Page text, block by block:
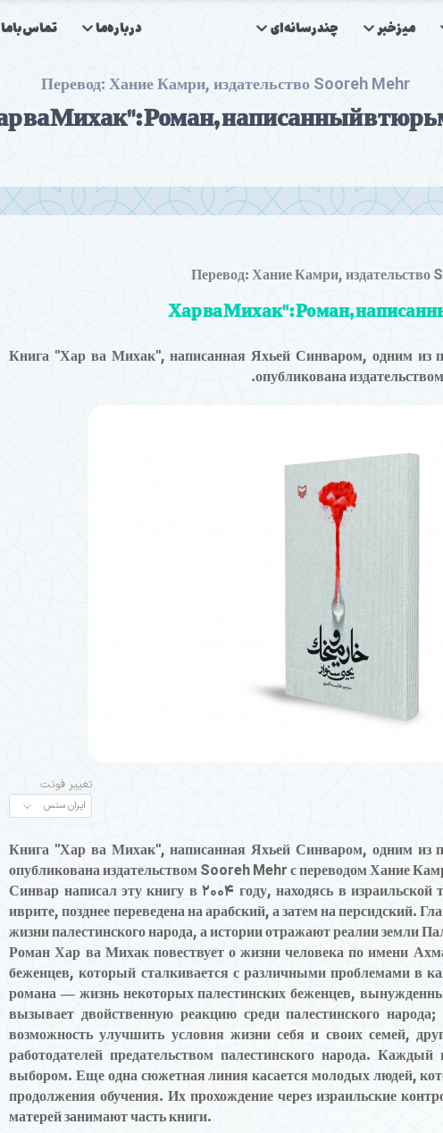
میزخبر چندرسانه‌ای درباره‌ما تماس‌باما
Перевод: Хание Камри, издательство Sooreh Mehr
Перевод: Хание Камри, издательство
Книга "Хар ва Михак", написанная Яхьей Синваром, одним из
опубликована
تغییر فونت
Книга "Хар ва Михак", написанная Яхьей Синваром, одним из
опубликована издательством Sooreh Mehr с переводом Хание
Синвар написал эту книгу в 2004 году, находясь в
иврите, позднее переведена на арабский, а затем на персидский.
жизни палестинского народа, а истории отражают реалии земли
РоманХар ва Михакповествует о жизни человека по имени
беженцев, который сталкивается с различными проблемами в
романа — жизнь некоторых палестинских беженцев,
вызывает двойственную реакцию среди палестинского
возможность улучшить условия жизни себя и своих семей,
работодателей предательством палестинского народа.
выбором. Еще одна сюжетная линия касается молодых людей,
продолжения обучения. Их прохождение через израильские
матерей занимают часть книги.